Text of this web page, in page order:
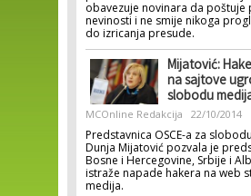
obavezuje novinara da poštuje
nevinosti i ne smije nikoga
do izricanja presude.
Mijatović:
na sajtove
slobodu
MCOnline Redakcija 22/10/2014
Predstavnica OSCE-a za
Dunja Mijatović pozvala je
Bosne i Hercegovine, Srbije i
istraže napade hakera na web
medija.